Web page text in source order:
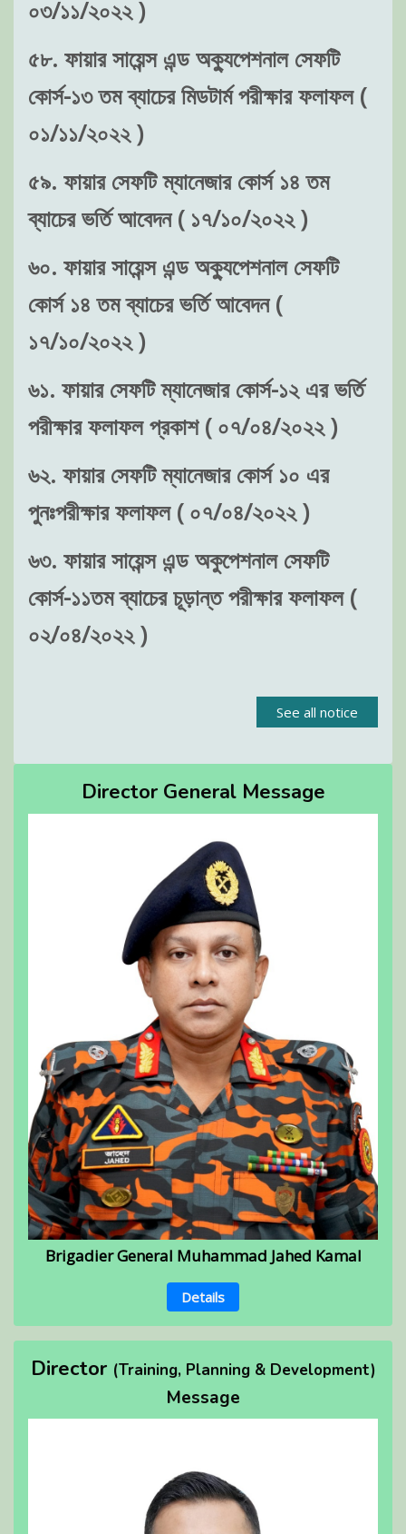
০৩/১১/২০২২ )
৫৮. ফায়ার সায়েন্স এন্ড অক্যুপেশনাল সেফটি
কোর্স-১৩ তম ব্যাচের মিডটার্ম পরীক্ষার ফলাফল (
০১/১১/২০২২ )
৫৯. ফায়ার সেফটি ম্যানেজার কোর্স ১৪ তম
ব্যাচের ভর্তি আবেদন ( ১৭/১০/২০২২ )
৬০. ফায়ার সায়েন্স এন্ড অক্যুপেশনাল সেফটি
কোর্স ১৪ তম ব্যাচের ভর্তি আবেদন (
১৭/১০/২০২২ )
৬১. ফায়ার সেফটি ম্যানেজার কোর্স-১২ এর ভর্তি
পরীক্ষার ফলাফল প্রকাশ ( ০৭/০৪/২০২২ )
৬২. ফায়ার সেফটি ম্যানেজার কোর্স ১০ এর
পুনঃপরীক্ষার ফলাফল ( ০৭/০৪/২০২২ )
৬৩. ফায়ার সায়েন্স এন্ড অকুপেশনাল সেফটি
কোর্স-১১তম ব্যাচের চূড়ান্ত পরীক্ষার ফলাফল (
০২/০৪/২০২২ )
See all notice
Director General Message
Brigadier General Muhammad Jahed Kamal
Details
Director (Training, Planning & Development)
Message